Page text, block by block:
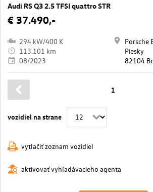
Audi RS Q3 2.5 TFSI quattro STR
€ 37.490,-
294 kW/400 K
113.101 km
08/2023
Porsche
Piesky
82104
vozidiel na strane
1
vytlačiť zoznam vozidiel
aktivovať vyhľadávacieho agenta